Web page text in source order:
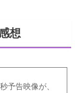
想
予告映像が、